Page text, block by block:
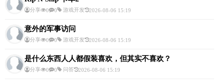
分享 0 0 游戏开发 2026-08-06 15:19
意外的军事访问
分享 0 0 游戏开发 2026-08-06 15:19
是什么东西人人都假装喜欢，但其实不喜欢？
分享 0 0 问答 2026-08-06 15:19